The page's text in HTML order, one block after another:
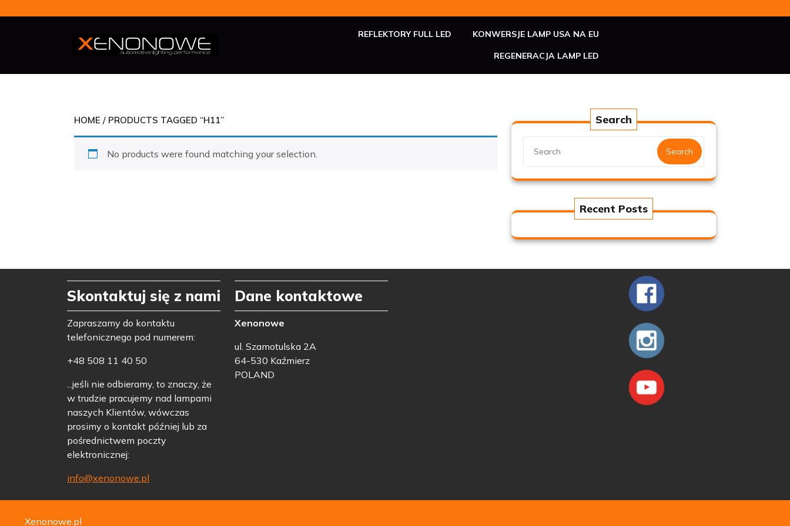
REFLEKTORY FULL LED KONWERSJE LAMP USA NA EU
REGENERACJA LAMP LED
HOME / PRODUCTS TAGGED “H11”
No products were found matching your selection.
Search
Search
Recent Posts
Skontaktuj się z nami
Zapraszamy do kontaktu
telefonicznego pod numerem:
+48 508 11 40 50
...jeśli nie odbieramy, to znaczy, że
w trudzie pracujemy nad lampami
naszych Klientów, wówczas
prosimy o kontakt później lub za
pośrednictwem poczty
elektronicznej:
info@xenonowe.pl
Dane kontaktowe
Xenonowe
ul. Szamotulska 2A
64-530 Kaźmierz
POLAND
Xenonowe.pl